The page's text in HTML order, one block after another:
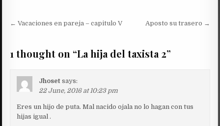
Post
← Vacaciones en pareja – capitulo V Aposto su trasero →
1 thought on “La hija del taxista 2”
Jhoset says:
22 June, 2016 at 10:23 pm
Eres un hijo de puta. Mal nacido ojala no lo hagan con tus
hijas igual .